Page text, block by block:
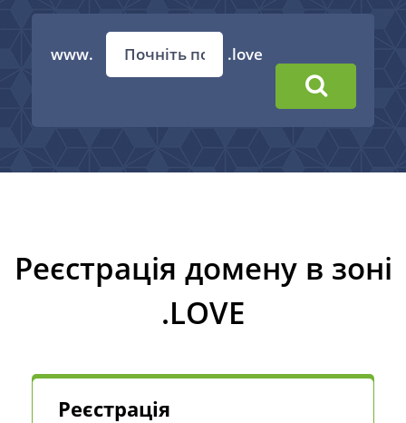
www. .love
Реєстрація домену в зоні
.LOVE
Реєстрація